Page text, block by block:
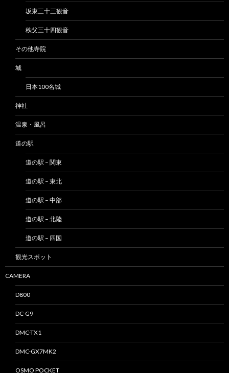
坂東三十三観音
秩父三十四観音
その他寺院
城
日本100名城
神社
温泉・風呂
道の駅
道の駅 – 関東
道の駅 – 東北
道の駅 – 中部
道の駅 – 北陸
道の駅 – 四国
観光スポット
CAMERA
D800
DC-G9
DMC-TX1
DMC-GX7MK2
OSMO POCKET